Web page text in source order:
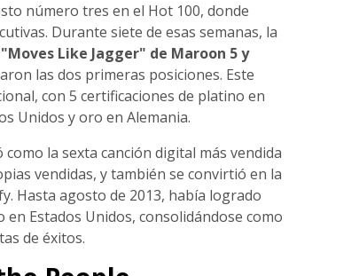
número tres en el Hot 100, donde
Durante siete de esas semanas, la
"Moves Like Jagger" de Maroon 5 y
las dos primeras posiciones. Este
con 5 certificaciones de platino en
Unidos y oro en Alemania.
como la sexta canción digital más vendida
vendidas, y también se convirtió en la
Hasta agosto de 2013, había logrado
en Estados Unidos, consolidándose como
de éxitos.